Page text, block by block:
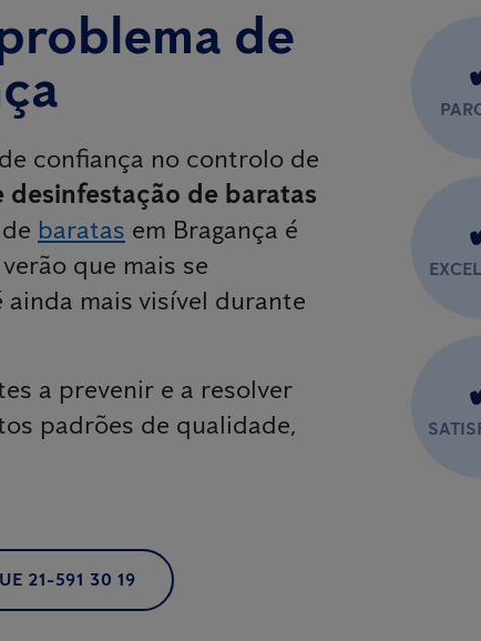
de
confiança no controlo de
desinfestação de baratas
baratas em Bragança é
que mais se
mais visível durante
a prevenir e a resolver
padrões de qualidade,
21-591 30 19